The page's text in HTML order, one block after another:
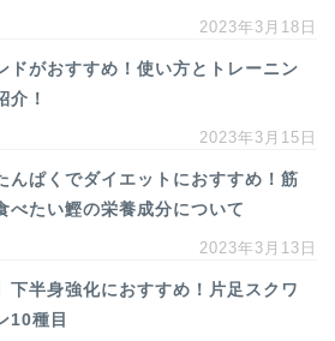
2023年3月18日
ドがおすすめ！使い方とトレーニン
介！
2023年3月15日
んぱくでダイエットにおすすめ！筋
べたい鰹の栄養成分について
2023年3月13日
下半身強化におすすめ！片足スクワ
10種目